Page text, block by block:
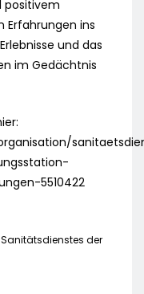
positivem
Erfahrungen ins
und das
im Gedächtnis
5510422
der